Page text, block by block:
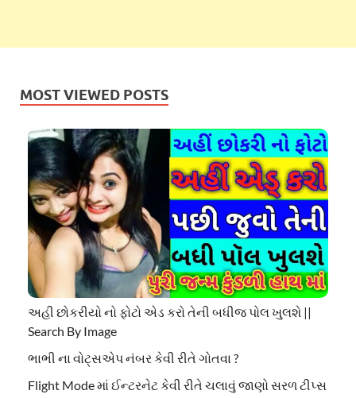
MOST VIEWED POSTS
અહી છોકરીયો નો ફોટો એડ કરો તેની બધીજ પોલ ખુલશે ||
Search By Image
ભાભી ના વોટ્સએપ નંબર કેવી રીતે ગોતવા ?
Flight Mode માં ઈન્ટરનેટ કેવી રીતે ચલાવું જાણો સરળ ટીપ્સ